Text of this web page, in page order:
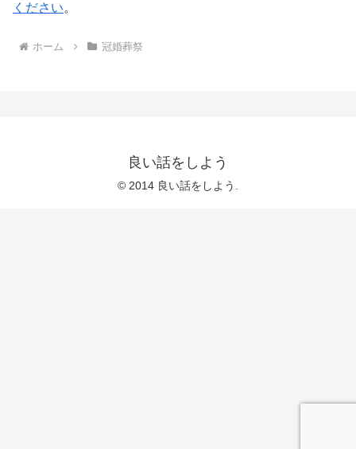
ください。
ホーム 冠婚葬祭
良い話をしよう
© 2014 良い話をしよう.